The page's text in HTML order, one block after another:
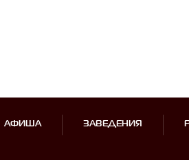
АФИША ЗАВЕДЕНИЯ